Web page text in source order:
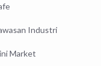
Industri
Market